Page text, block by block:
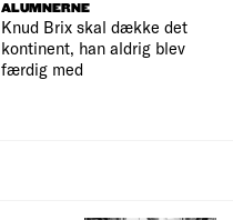
ALUMNERNE
Knud Brix skal dække det
kontinent, han aldrig blev
færdig med